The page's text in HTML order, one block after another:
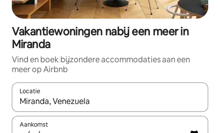
Vakantiewoningen nabij een meer in
Miranda
Vind en boek bijzondere accommodaties aan een
meer op Airbnb
Locatie
Wanneer er suggesties beschikbaar zijn, maak je een keuze
Aankomst